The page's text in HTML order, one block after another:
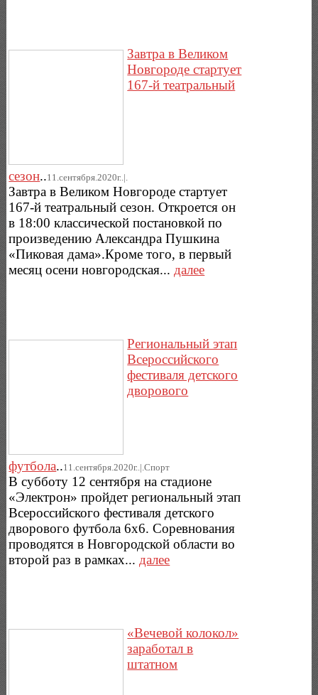
Завтра в Великом
Новгороде стартует
167-й театральный
сезон..11.сентября.2020г..|.
Завтра в Великом Новгороде стартует
167-й театральный сезон. Откроется он
в 18:00 классической постановкой по
произведению Александра Пушкина
«Пиковая дама».Кроме того, в первый
месяц осени новгородская...далее
Региональный этап
Всероссийского
фестиваля детского
дворового
футбола..11.сентября.2020г..|.Спорт
В субботу 12 сентября на стадионе
«Электрон» пройдет региональный этап
Всероссийского фестиваля детского
дворового футбола 6х6. Соревнования
проводятся в Новгородской области во
второй раз в рамках... далее
«Вечевой колокол»
заработал в
штатном